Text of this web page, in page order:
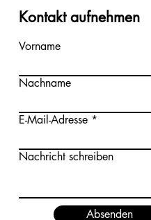
Kontakt aufnehmen
Vorname
Nachname
E-Mail-Adresse
Nachricht schreiben
Absenden